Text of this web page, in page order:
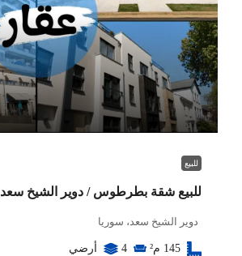
للبيع
للبيع شقة بطرطوس / دوير الشيخ سعد
دوير الشيخ سعد، سوريا
145 م² 4 أرضي